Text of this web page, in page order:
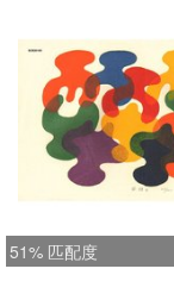
51% 匹配度